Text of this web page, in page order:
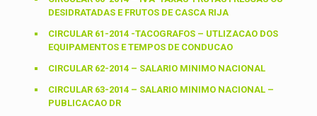
DESIDRATADAS E FRUTOS DE CASCA RIJA
CIRCULAR 61-2014 -TACOGRAFOS – UTLIZACAO DOS
EQUIPAMENTOS E TEMPOS DE CONDUCAO
CIRCULAR 62-2014 – SALARIO MINIMO NACIONAL
CIRCULAR 63-2014 – SALARIO MINIMO NACIONAL –
PUBLICACAO DR